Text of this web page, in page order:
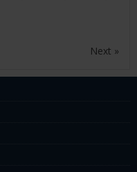
Next »